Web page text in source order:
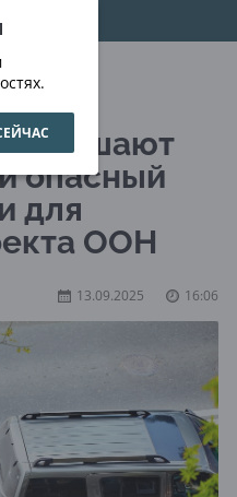
опасный
для
ООН
13.09.2025 16:06